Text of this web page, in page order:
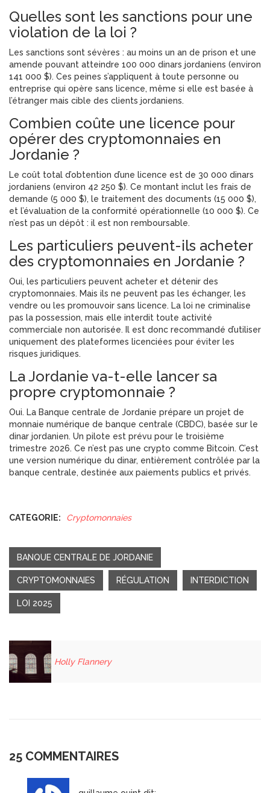
Quelles sont les sanctions pour une
violation de la loi ?
Les sanctions sont sévères : au moins un an de prison et une
amende pouvant atteindre 100 000 dinars jordaniens (environ
141 000 $). Ces peines s’appliquent à toute personne ou
entreprise qui opère sans licence, même si elle est basée à
l’étranger mais cible des clients jordaniens.
Combien coûte une licence pour
opérer des cryptomonnaies en
Jordanie ?
Le coût total d’obtention d’une licence est de 30 000 dinars
jordaniens (environ 42 250 $). Ce montant inclut les frais de
demande (5 000 $), le traitement des documents (15 000 $),
et l’évaluation de la conformité opérationnelle (10 000 $). Ce
n’est pas un dépôt : il est non remboursable.
Les particuliers peuvent-ils acheter
des cryptomonnaies en Jordanie ?
Oui, les particuliers peuvent acheter et détenir des
cryptomonnaies. Mais ils ne peuvent pas les échanger, les
vendre ou les promouvoir sans licence. La loi ne criminalise
pas la possession, mais elle interdit toute activité
commerciale non autorisée. Il est donc recommandé d’utiliser
uniquement des plateformes licenciées pour éviter les
risques juridiques.
La Jordanie va-t-elle lancer sa
propre cryptomonnaie ?
Oui. La Banque centrale de Jordanie prépare un projet de
monnaie numérique de banque centrale (CBDC), basée sur le
dinar jordanien. Un pilote est prévu pour le troisième
trimestre 2026. Ce n’est pas une crypto comme Bitcoin. C’est
une version numérique du dinar, entièrement contrôlée par la
banque centrale, destinée aux paiements publics et privés.
CATEGORIE: Cryptomonnaies
BANQUE CENTRALE DE JORDANIE
CRYPTOMONNAIES RÉGULATION INTERDICTION
LOI 2025
Holly Flannery
25 COMMENTAIRES